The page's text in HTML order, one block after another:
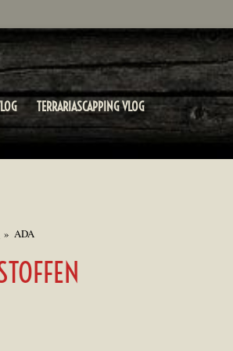
TERRARIASCAPPING VLOG
» ADA